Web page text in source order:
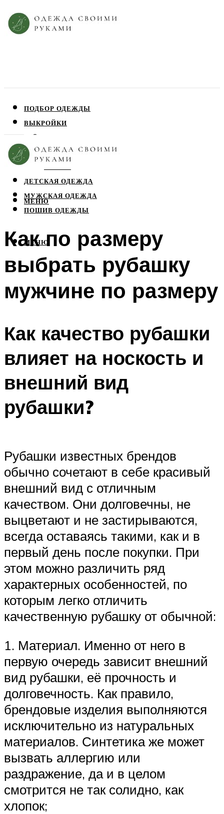
ПОДБОР ОДЕЖДЫ
ВЫКРОЙКИ
ЮБКИ
ДЕТСКАЯ ОДЕЖДА
МУЖСКАЯ ОДЕЖДА
ПОШИВ ОДЕЖДЫ
МЕНЮ
МЕНЮ
Как по размеру
выбрать рубашку
мужчине по размеру
Как качество рубашки
влияет на носкость и
внешний вид
рубашки?
Рубашки известных брендов
обычно сочетают в себе красивый
внешний вид с отличным
качеством. Они долговечны, не
выцветают и не застирываются,
всегда оставаясь такими, как и в
первый день после покупки. При
этом можно различить ряд
характерных особенностей, по
которым легко отличить
качественную рубашку от обычной:
1. Материал. Именно от него в
первую очередь зависит внешний
вид рубашки, её прочность и
долговечность. Как правило,
брендовые изделия выполняются
исключительно из натуральных
материалов. Синтетика же может
вызвать аллергию или
раздражение, да и в целом
смотрится не так солидно, как
хлопок;